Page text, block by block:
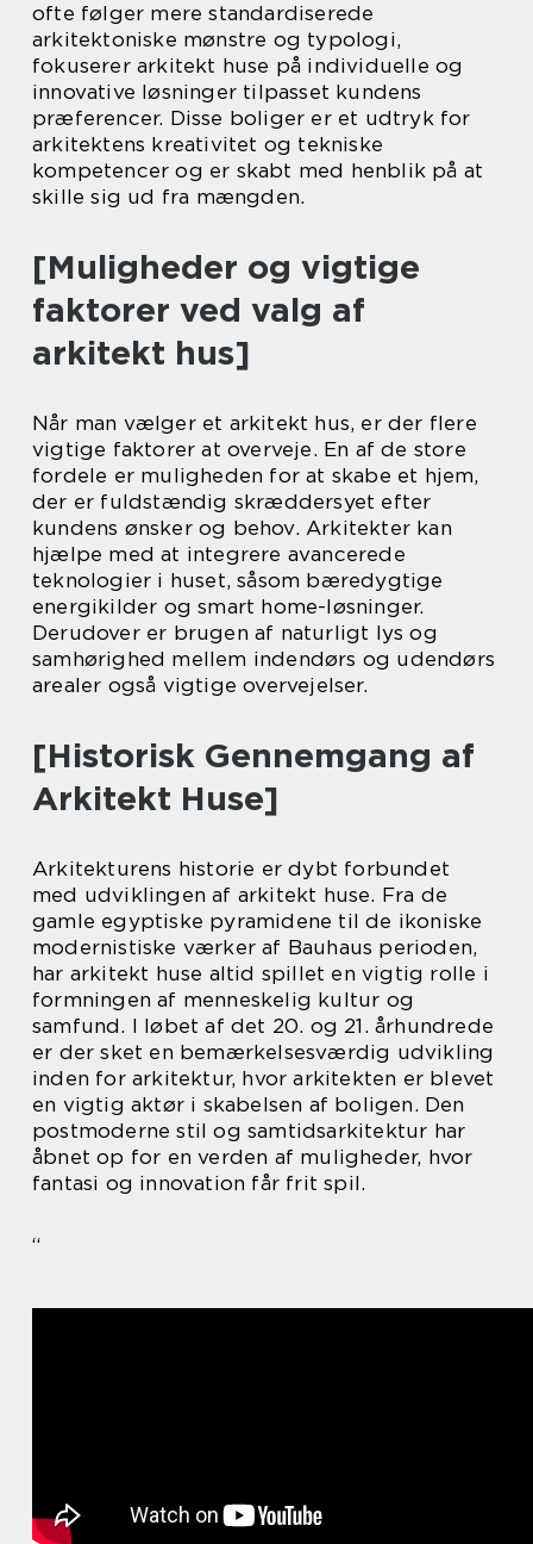
ofte følger mere standardiserede
arkitektoniske mønstre og typologi,
fokuserer arkitekt huse på individuelle og
innovative løsninger tilpasset kundens
præferencer. Disse boliger er et udtryk for
arkitektens kreativitet og tekniske
kompetencer og er skabt med henblik på at
skille sig ud fra mængden.
[Muligheder og vigtige
faktorer ved valg af
arkitekt hus]
Når man vælger et arkitekt hus, er der flere
vigtige faktorer at overveje. En af de store
fordele er muligheden for at skabe et hjem,
der er fuldstændig skræddersyet efter
kundens ønsker og behov. Arkitekter kan
hjælpe med at integrere avancerede
teknologier i huset, såsom bæredygtige
energikilder og smart home-løsninger.
Derudover er brugen af naturligt lys og
samhørighed mellem indendørs og udendørs
arealer også vigtige overvejelser.
[Historisk Gennemgang af
Arkitekt Huse]
Arkitekturens historie er dybt forbundet
med udviklingen af arkitekt huse. Fra de
gamle egyptiske pyramidene til de ikoniske
modernistiske værker af Bauhaus perioden,
har arkitekt huse altid spillet en vigtig rolle i
formningen af menneskelig kultur og
samfund. I løbet af det 20. og 21. århundrede
er der sket en bemærkelsesværdig udvikling
inden for arkitektur, hvor arkitekten er blevet
en vigtig aktør i skabelsen af boligen. Den
postmoderne stil og samtidsarkitektur har
åbnet op for en verden af muligheder, hvor
fantasi og innovation får frit spil.
“